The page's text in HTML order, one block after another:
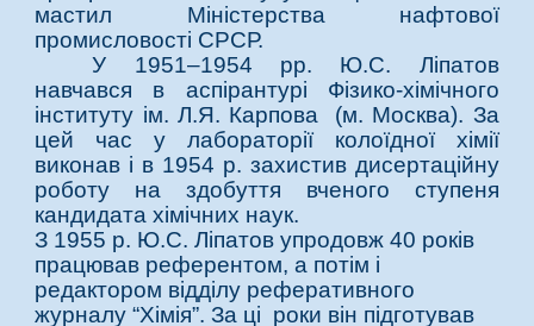
мастил Міністерства нафтової
промисловості СРСР.
У 1951–1954 рр. Ю.С. Ліпатов
навчався в аспірантурі Фізико-хімічного
інституту ім. Л.Я. Карпова (м. Москва). За
цей час у лабораторії колоїдної хімії
виконав і в 1954 р. захистив дисертаційну
роботу на здобуття вченого ступеня
кандидата хімічних наук.
З 1955 р. Ю.С. Ліпатов упродовж 40 років
працював референтом, а потім і
редактором відділу реферативного
журналу “Хімія”. За ці роки він підготував